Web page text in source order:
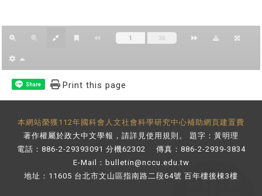
Share Print this page
本網站榮獲112年國科會人文社會科學研究中心補助網頁建置費
著作權屬於政大中文學報，請詳見使用規則 。 題字：黃明理
電話：886-2-29393091 分機62302 傳真：886-2-2939-3834
E-Mail： bulletin@nccu.edu.tw
地址：11605 台北市文山區指南路二段64號 百年樓後棟3樓